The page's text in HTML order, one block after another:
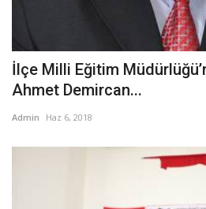
İlçe Milli Eğitim
Ahmet Demircan...
Admin Haz 6, 2018